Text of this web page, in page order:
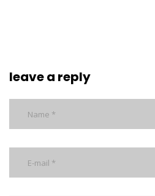
leave a reply